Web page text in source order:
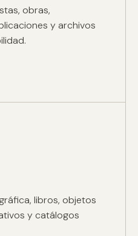
obras,
y archivos
libros, objetos
y catálogos